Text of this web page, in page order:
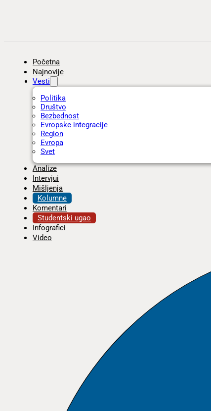
Početna
Najnovije
Vesti
Politika
Društvo
Bezbednost
Evropske integracije
Region
Evropa
Svet
Analize
Intervjui
Mišljenja
Kolumne
Komentari
Studentski ugao
Infografici
Video